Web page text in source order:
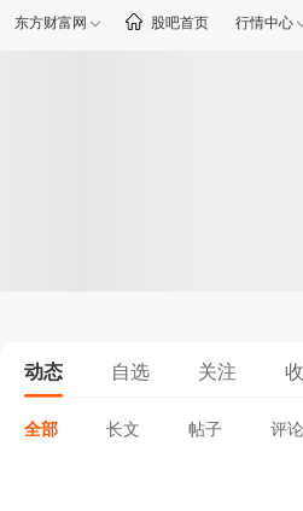
东方财富网 股吧首页 行情中心
动态 自选 关注
全部 长文 帖子 评论